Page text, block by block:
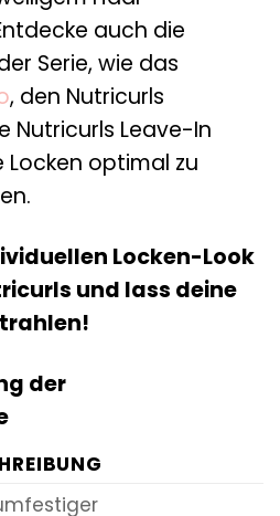
auch die
Serie, wie das
, den Nutricurls
Nutricurls Leave-In
Locken optimal zu
Locken-Look
und lass deine
der